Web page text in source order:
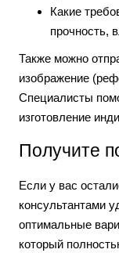
Какие
прочность,
Также можно
изображение
Специалисты
изготовление
Получите
Если у вас
консультантами
оптимальные
который